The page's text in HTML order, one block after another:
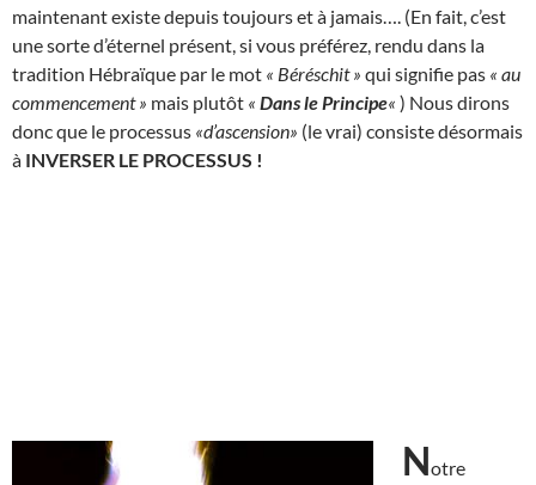
maintenant existe depuis toujours et à jamais…. (En fait, c’est
une sorte d’éternel présent, si vous préférez, rendu dans la
tradition Hébraïque par le mot « Béréschit » qui signifie pas « au
commencement » mais plutôt « Dans le Principe« ) Nous dirons
donc que le processus «d’ascension» (le vrai) consiste désormais
à INVERSER LE PROCESSUS !
Notre